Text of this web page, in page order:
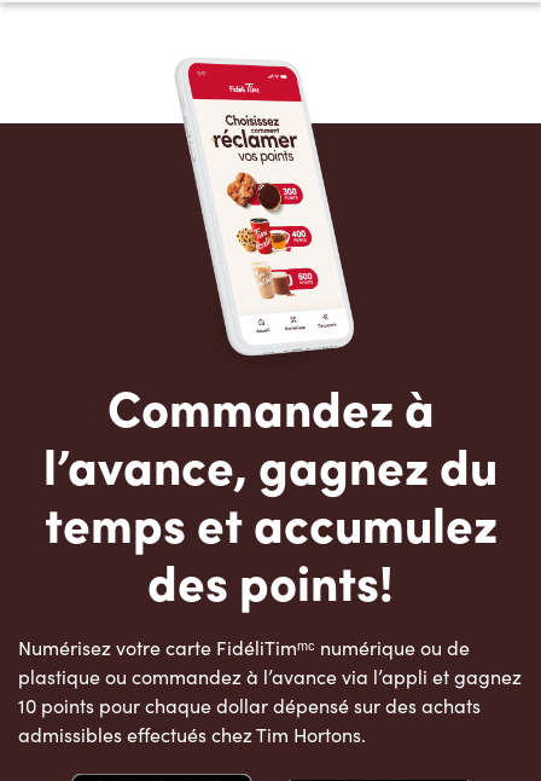
Commandez à
l’avance, gagnez du
temps et accumulez
des points!
Numérisez votre carte FidéliTimᵐᶜ numérique ou de
plastique ou commandez à l’avance via l’appli et gagnez
10 points pour chaque dollar dépensé sur des achats
admissibles effectués chez Tim Hortons.